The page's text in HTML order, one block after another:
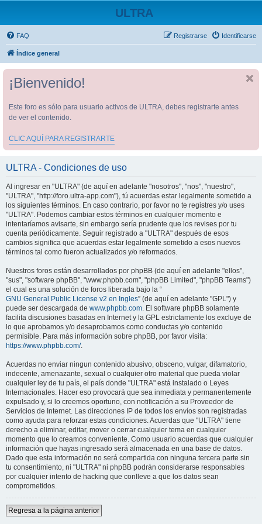
ULTRA
FAQ Identificarse
Registrarse
Índice general
¡Bienvenido!
Este foro es sólo para usuario activos de ULTRA, debes registrarte antes
de ver el contenido.
CLIC AQUÍ PARA REGISTRARTE
ULTRA - Condiciones de uso
Al ingresar en "ULTRA" (de aquí en adelante "nosotros", "nos", "nuestro",
"ULTRA", "http://foro.ultra-app.com"), tú acuerdas estar legalmente sometido a
los siguientes términos. En caso contrario, por favor no te registres y/o uses
"ULTRA". Podemos cambiar estos términos en cualquier momento e
intentaríamos avisarte, sin embargo sería prudente que los revises por tu
cuenta periódicamente. Seguir registrado a "ULTRA" después de esos
cambios significa que acuerdas estar legalmente sometido a esos nuevos
términos tal como fueron actualizados y/o reformados.
Nuestros foros están desarrollados por phpBB (de aquí en adelante "ellos",
"sus", "software phpBB", "www.phpbb.com", "phpBB Limited", "phpBB Teams")
el cual es una solución de foros liberada bajo la “
GNU General Public License v2 en Ingles” (de aquí en adelante "GPL") y
puede ser descargada de www.phpbb.com. El software phpBB solamente
facilita discusiones basadas en Internet y la GPL estrictamente los excluye de
lo que aprobamos y/o desaprobamos como conductas y/o contenido
permisible. Para más información sobre phpBB, por favor visita:
https://www.phpbb.com/.
Acuerdas no enviar ningun contenido abusivo, obsceno, vulgar, difamatorio,
indecente, amenazante, sexual o cualquier otro material que pueda violar
cualquier ley de tu país, el país donde "ULTRA" está instalado o Leyes
Internacionales. Hacer eso provocará que sea inmediata y permanentemente
expulsado y, si lo creemos oportuno, con notificación a su Proveedor de
Servicios de Internet. Las direcciones IP de todos los envíos son registradas
como ayuda para reforzar estas condiciones. Acuerdas que "ULTRA" tiene
derecho a eliminar, editar, mover o cerrar cualquier tema en cualquier
momento que lo creamos conveniente. Como usuario acuerdas que cualquier
información que hayas ingresado será almacenada en una base de datos.
Dado que esta información no será compartida con ninguna tercera parte sin
tu consentimiento, ni "ULTRA" ni phpBB podrán considerarse responsables
por cualquier intento de hacking que conlleve a que los datos sean
comprometidos.
Regresa a la página anterior